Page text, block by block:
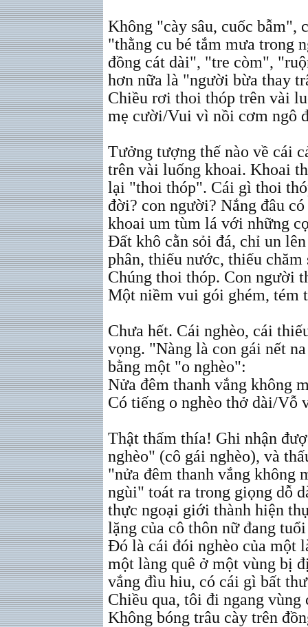
Không "cày sâu, cuốc bẫm",
"thằng cu bé tắm mưa trong
đồng cát dài", "tre còm",
hơn nữa là "người bừa thay
Chiều rơi thoi thóp trên vài
mẹ cười/Vui vì nồi cơm ngô
Tưởng tượng thế nào về cái
trên vài luống khoai. Khoai
lại "thoi thóp". Cái gì thoi
đời? con người? Nắng đâu
khoai um tùm lá với những
Đất khô cằn sỏi đá, chỉ un
phân, thiếu nước, thiếu
Chúng thoi thóp. Con người
Một niềm vui gói ghém, tém
Chưa hết. Cái nghèo, cái
vọng. "Nàng là con gái nết
bằng một "o nghèo":
Nửa đêm thanh vắng không
Có tiếng o nghèo thở dài/Vỗ
Thật thấm thía! Ghi nhận
nghèo" (cô gái nghèo), và
"nửa đêm thanh vắng
ngùi" toát ra trong giọng dỗ
thực ngoại giới thành hiện
lặng của cô thôn nữ đang
Đó là cái đói nghèo của một
một làng quê ở một vùng bị
vắng đìu hiu, có cái gì bất
Chiều qua, tôi đi ngang vùng
Không bóng trâu cày trên